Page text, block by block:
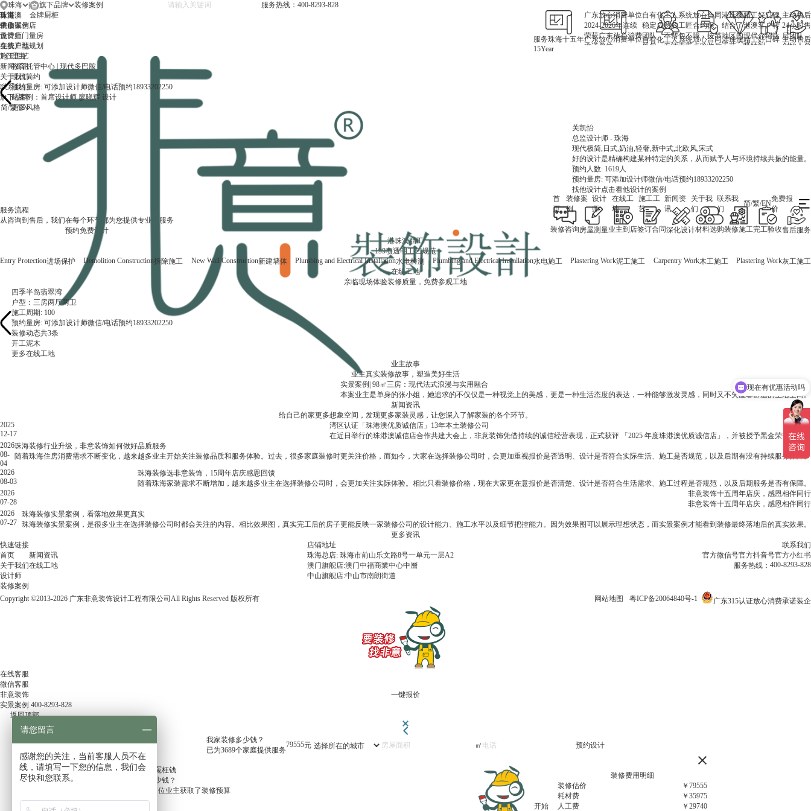
珠海
珠海
中山
旗下品牌
金牌厨柜
服务热线： 400-8293-828
首
页
装修案
例
设计
师
在线工
地
施工工
艺
新闻资
讯
关于我
们
联系我
们
简/繁/EN
免费报
价
首页
装修案例
设计师
在线工地
施工工艺
新闻资讯
关于我们
联系我们
旗下品牌
简/繁/EN
珠港澳
优质诚信店
免费上门量房
免费户型规划
7个理由
服务珠海十五年
15Year
广东放心消费单位
广东放心消费单位
2024-2026年连续
荣获广东放心消费
承诺单位
自有化工人系统
自有化工人系统
稳定成熟的工匠
团队，不转包不
外包，专注于珠
放心合同
放心合同
合约保
障，按节
点验收后
港珠澳精工
港珠澳精工
结合了港澳
地区的现代
工艺，吸纳
好口碑
好口碑
客户转
介绍达
到
主动售后
主动售后
24小时售
后团队，
创始人总
教育托管中心 | 现代多巴胺
现代简约
预约量房: 可添加设计师微信/电话预约18933202250
此案例：首席设计师 廖晓辉 设计
更多风格
此案例：首席设计师 陈科振 设计
此案例：首席设计师 李琼琳 设计
此案例：首席设计师 张峰 设计
此案例：首席设计师 陈科振 设计
此案例：总监设计师 关凯怡 设计
此案例：首席设计师 李琼琳 设计
此案例：首席设计师 关忠昊 设计
此案例：总监设计师 关凯怡 设计
此案例：首席设计师 关忠昊 设计
此案例：首席设计师 陈科振 设计
此案例：首席设计师 申嘉俊 设计
此案例：首席设计师 申嘉俊 设计
此案例：首席设计师 张峰 设计
此案例：总监设计师 关凯怡 设计
此案例：首席设计师 张峰 设计
关凯怡
总监设计师 - 珠海
现代极简,日式,奶油,轻奢,新中式,北欧风,宋式
好的设计是精确构建某种特定的关系，从而赋予人与环境持续共振的能量。
预约人数: 1619人
预约量房: 可添加设计师微信/电话预约18933202250
找他设计点击看他设计的案例
贺巧
总监设计师 - 澳门
家是人们感到疲惫时的休憩的场所，是温暖美好的代名词，所以在设计作品中，注重“家”和“人”的关联，用户可以清晰地感受到空间传递出来的温度。
预约人数: 1290人
预约量房: 可添加设计师微信/电话预约18933202250
擅长风格：意式简约，法式，奶油风，原木风，中古风.
预约人数: 1185人
找他设计点击看他设计的案例
现代 · 极简 · 新中式 · 中古风·美式·法式
人为的设计生活方式，努力去创造更好的生活状态。
预约量房: 可添加设计师微信/电话预约18933202250
找他设计
首席设计师 - 珠海
现代简约,日式,轻奢,新中式,诧寂,美式轻奢,美式经典,轻法式
创造宜居美学，融合生活艺术
预约人数: 1016人
预约量房: 可添加设计师微信/电话预约18933202250
找他设计点击看他设计的案例
简约 现代 美式 日式 新中式 轻奢 简法 色彩
设计源于生活，生活因设计而改变
预约量房: 可添加设计师微信/电话预约18933202250
找他设计
首席设计师 - 珠海
现代简约、新中式、原木、法式奶油
专注于室内空间优化及空间陈设装饰的创意于表现。致力于酒店，餐厅，会所，样板房与售楼部，办公空间等项目的空间优化。不拘泥于项目类型，从不曾停止研究学习，坚持多元化综合发展服务与社会。完成诸多项目，获得广大委托方赞许。
人为生活而设计，设计为生活而存在，将设计融于人性，将设计带入生活。
新中式、现代简约、意式、轻奢
于方寸间演绎生活百态。
预约量房: 可添加设计师微信/电话预约18933202250
找他设计
现代
设计源于生活，细节成就品质。
预约量房: 可添加设计师微信/电话预约18933202250
找他设计
现代简约/中古风
好的空间，会自己说话。
预约量房: 可添加设计师微信/电话预约18933202250
找他设计
首席设计师 - 珠海
现代风、极简风、法式风
半间之内，天地自宽。把空间留一半，才是生活开始的地方。
预约人数: 921人
预约量房: 可添加设计师微信/电话预约18933202250
找他设计点击看他设计的案例
服务流程
从咨询到售后，我们在每个环节都为您提供专业的服务
预约免费设计
装修咨询 房屋测量业主到店签订合同深化设计材料选购装修施工完工验收售后服务
港珠澳精工
199项透明工艺规范
Entry Protection进场保护 Demolition Construction拆除施工 New Wall Construction新建墙体 Plumbing and Electrical Installation水电检测 Plumbing and Electrical Installation水电施工 Plastering Work泥工施工 Carpentry Work木工施工 Plastering Work灰工施工
在线工地
亲临现场体验装修质量，免费参观工地
四季半岛翡翠湾
户型： 三房两厅两卫
施工周期: 100
预约量房: 可添加设计师微信/电话预约18933202250
装修动态共3条
开工泥木
更多在线工地
三房一厅
装修动态共7条
水电泥木
三房两卫一厅
装修动态共7条
水电泥木
四房两厅
装修动态共5条
开工水电
别墅
装修动态共3条
泥木
三房两厅
装修动态共1条
竣工
两房两厅
装修动态共3条
水电泥木
两房两厅
装修动态共2条
水电泥木
三房两厅
装修动态共2条
开工拆改
三房两厅
装修动态共9条
开工拆改
三房一厅
装修动态共9条
开工拆改
三房一厅
装修动态共9条
设计开工
业主故事
业主真实装修故事，塑造美好生活
实景案例| 98㎡三房：现代法式浪漫与实用融合
本案业主是单身的张小姐，她追求的不仅仅是一种视觉上的美感，更是一种生活态度的表达，一种能够激发灵感，同时又不失温馨舒适的生活空间。
实景案例| 345㎡现代轻奢别墅，有层次的生活表达！
本案是一栋四层别墅，业主李先生和父母居住。业主有自己的装修想法，他希望房子布局贴合家人生活习惯，整体硬装简约大气，软装要有质感。
实景案例|四季半岛钻石湾，海派复古的韵味！
业主是一对欧洲留学归来的夫妻，钟爱老上海的风格，因此全屋主色调选择了馥郁浓厚的咖啡色，力求还原上世纪“海派”装修的风韵。
实景案例|骏发山庄350㎡现代奶油风
业主是一对年轻的夫妻，非常注重家居品质，通过和业主夫妇深入沟通，确定了轻奢风格，色调为暖咖色，业主诉求：稳重、大气，有品味，通过我们潜心设计后，呈现了本套案例！
实景案例| 98㎡三房：现代法式浪漫与实用融合
实景案例| 345㎡现代轻奢别墅，有层次的生活表达！
实景案例|四季半岛钻石湾，海派复古的韵味！
实景案例|骏发山庄350㎡现代奶油风
新闻资讯
给自己的家更多想象空间，发现更多家装灵感，让您深入了解家装的各个环节。
非意装饰连续三年荣获“广东省放心消费单位”称号
2026.03.15
在
行
业
不
断
变
化、
市
场
境
日
趋
严
峻
的
海
装
修
企
2025
12-17
湾区认证「珠港澳优质诚信店」13年本土装修公司
在近日举行的珠港澳诚信店合作共建大会上，非意装饰凭借持续的诚信经营表现，正式获评 「2025 年度珠港澳优质诚信店」，并被授予黑金荣誉牌匾。
2026
08-
04
珠海装修行业升级，非意装饰如何做好品质服务
随着珠海住房消费需求不断变化，越来越多业主开始关注装修品质和服务体验。过去，很多家庭装修时更关注价格，而如今，大家在选择装修公司时，会更加重视报价是否透明、设计是否符合实际生活、施工是否规范，以及后期有没有持续服务保障。
2026
08-03
珠海装修选非意装饰，15周年店庆感恩回馈
随着珠海家装需求不断增加，越来越多业主在选择装修公司时，会更加关注实际体验。相比只看装修价格，现在大家更在意报价是否清楚、设计是否符合生活需求、施工过程是否规范，以及后期服务是否有保障。
2026
07-28
非意装饰十五周年店庆，感恩相伴同行
非意装饰十五周年店庆，感恩相伴同行
2026
07-27
珠海装修实景案例，看落地效果更真实
珠海装修实景案例，是很多业主在选择装修公司时都会关注的内容。相比效果图，真实完工后的房子更能反映一家装修公司的设计能力、施工水平以及细节把控能力。因为效果图可以展示理想状态，而实景案例才能看到装修最终落地后的真实效果。
更多资讯
快速链接
首页
关于我们
设计师
装修案例
新闻资讯
在线工地
店铺地址
珠海总店: 珠海市前山乐文路8号一单元一层A2
澳门旗舰店:澳门中福商業中心中層
中山旗舰店:中山市南朗街道
联系我们
官方微信号官方抖音号官方小红书
服务热线： 400-8293-828
Copyright ©2013-2026 广东非意装饰设计工程有限公司All Rights Reserved 版权所有 网站地图 粤ICP备20064840号-1 广东315认证放心消费承诺装企
在线客服
微信客服
非意装饰
一键报价
实景案例 400-8293-828
返回顶部
我家装修多少钱？
已为3689个家庭提供服务
79555元 ㎡
10秒估算，少花冤枉钱
我家装修要花多少钱？
位业主获取了装修预算
开始
装修费用明细
装修估价
￥ 79555
耗材费
￥ 35975
人工费
￥ 29740
现在有优惠活动吗
请您留言
感谢您的关注，当前客服人员不在
线，请填写一下您的信息，我们会
尽快和您联系。